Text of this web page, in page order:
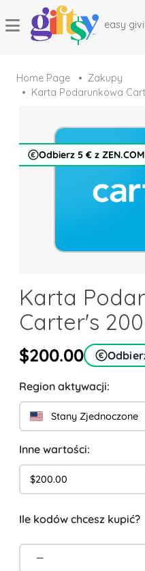
easy
Home Page
Zakupy
Karta Podarunkowa
Odbierz 5 € z ZEN.COM
Karta
Carter's
$200.00
Region aktywacji:
Stany Zjednoczone
Inne wartości:
$200.00
Ile kodów chcesz kupić?